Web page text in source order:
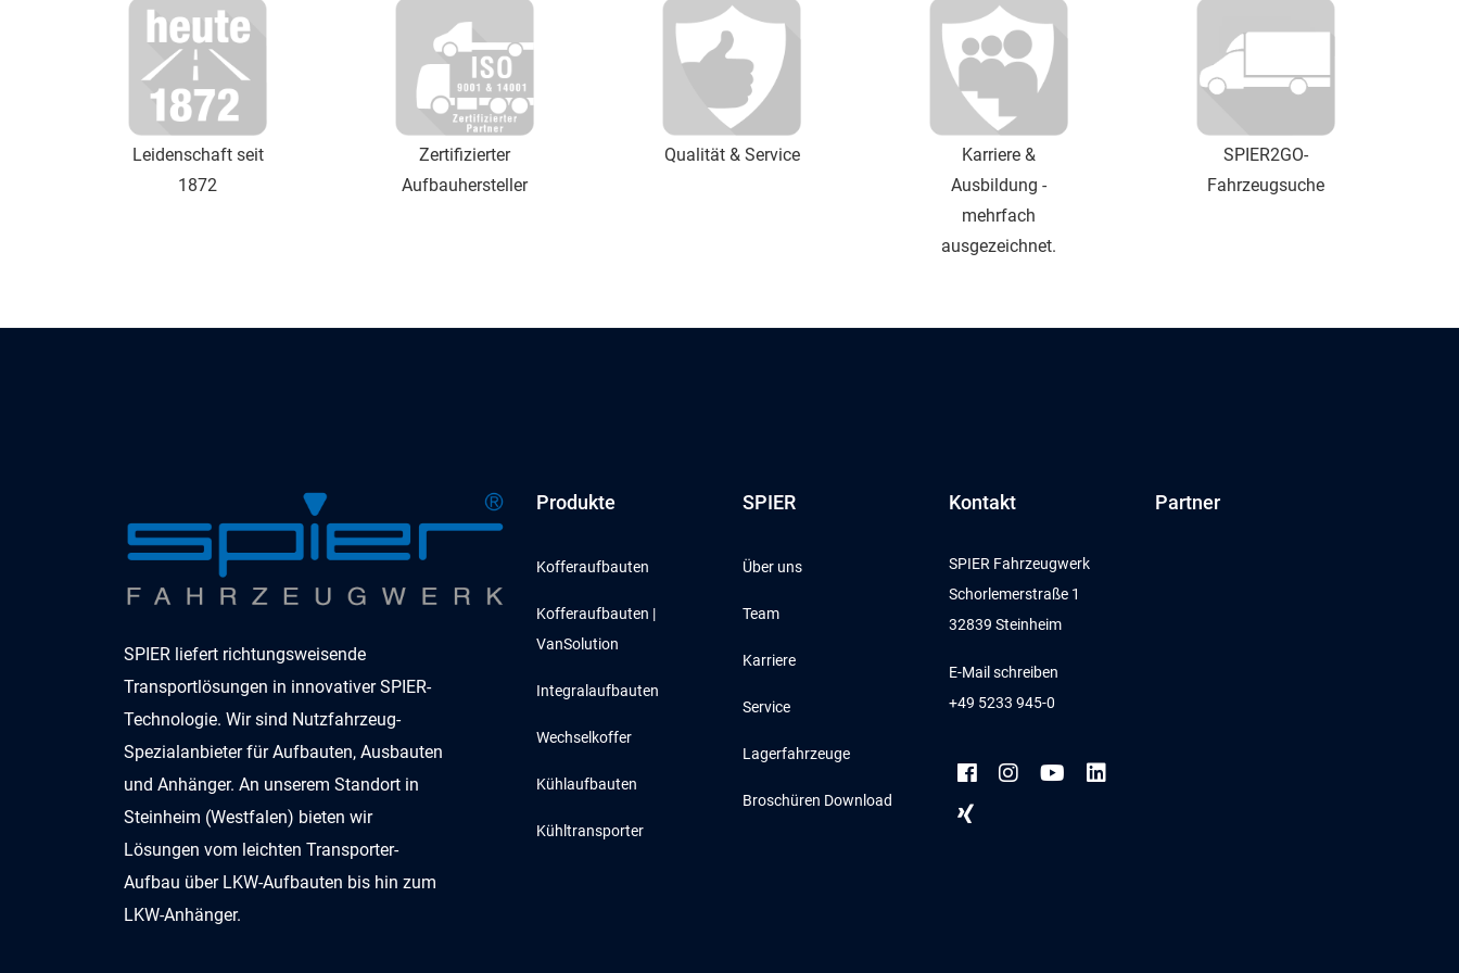
Leidenschaft seit
1872
Zertifizierter
Aufbauhersteller
Qualität & Service
Karriere &
Ausbildung -
mehrfach
ausgezeichnet.
SPIER2GO-
Fahrzeugsuche
SPIER liefert richtungsweisende
Transportlösungen in innovativer SPIER-
Technologie. Wir sind Nutzfahrzeug-
Spezialanbieter für Aufbauten, Ausbauten
und Anhänger. An unserem Standort in
Steinheim (Westfalen) bieten wir
Lösungen vom leichten Transporter-
Aufbau über LKW-Aufbauten bis hin zum
LKW-Anhänger.
Produkte
Kofferaufbauten
Kofferaufbauten |
VanSolution
Integralaufbauten
Wechselkoffer
Kühlaufbauten
Kühltransporter
SPIER
Über uns
Team
Karriere
Service
Lagerfahrzeuge
Broschüren Download
Kontakt
SPIER Fahrzeugwerk
Schorlemerstraße 1
32839 Steinheim
E-Mail schreiben
+49 5233 945-0
Partner